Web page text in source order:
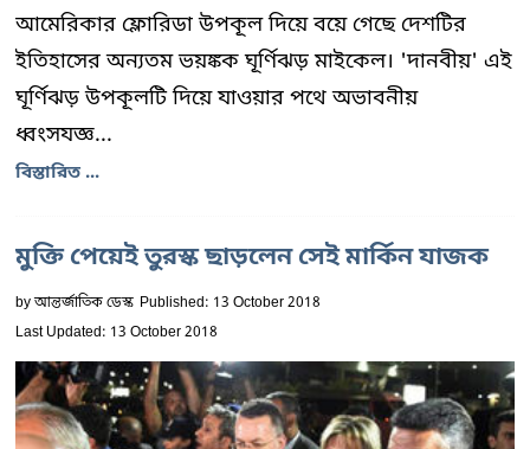
আমেরিকার ফ্লোরিডা উপকূল দিয়ে বয়ে গেছে দেশটির
ইতিহাসের অন্যতম ভয়ঙ্কক ঘূর্ণিঝড় মাইকেল। 'দানবীয়' এই
ঘূর্ণিঝড় উপকূলটি দিয়ে যাওয়ার পথে অভাবনীয়
ধ্বংসযজ্ঞ...
বিস্তারিত ...
মুক্তি পেয়েই তুরস্ক ছাড়লেন সেই মার্কিন যাজক
byআন্তর্জাতিক ডেস্ক Published: 13 October 2018
Last Updated: 13 October 2018